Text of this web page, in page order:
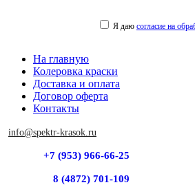
Я даю согласие на
На главную
Колеровка краски
Доставка и оплата
Договор оферта
Контакты
info@spektr-krasok.ru
+7 (953) 966-66-25
8 (4872) 701-109